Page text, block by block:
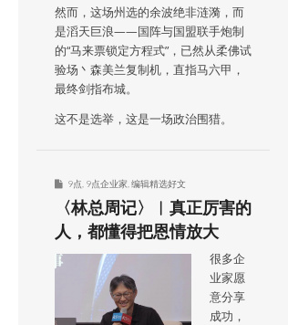
然而，这场州选的余波绝非涟漪，而
是滔天巨浪——国阵与国盟联手炮制
的“马来票锁定方程式”，已然从柔佛试
验场丶森美兰复制机，直指马六甲，
最终剑指布城。
这不是选举，这是一场政治围猎。
9点 9点企业家 编辑精选好文
〈林总周记〉︱真正厉害的
人，都懂得把恩情放大
很多企
业家愿
意分享
成功，